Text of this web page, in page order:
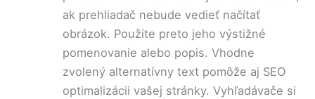
ak prehliadač nebude vedieť načítať
obrázok. Použite preto jeho výstižné
pomenovanie alebo popis. Vhodne
zvolený alternatívny text pomôže aj SEO
optimalizácii vašej stránky. Vyhľadávače si